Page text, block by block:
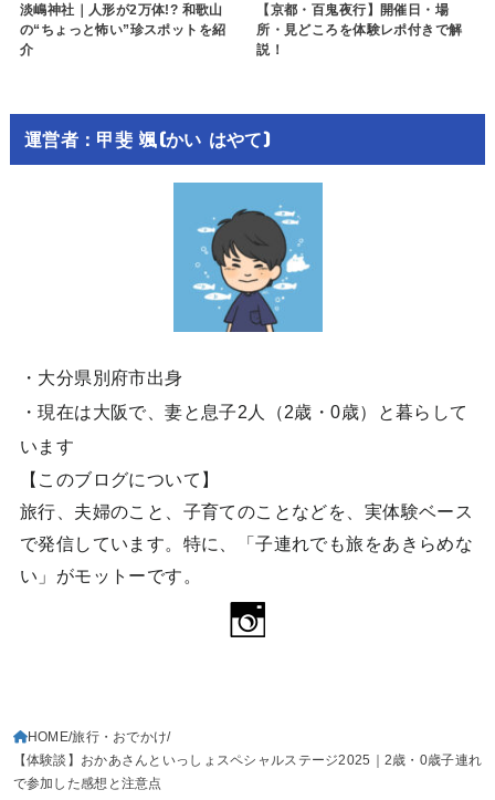
淡嶋神社｜人形が2万体!? 和歌山
の“ちょっと怖い”珍スポットを紹
介
【京都・百鬼夜行】開催日・場
所・見どころを体験レポ付きで解
説！
運営者：甲斐 颯(かい はやて)
・大分県別府市出身
・現在は大阪で、妻と息子2人（2歳・0歳）と暮らして
います
【このブログについて】
旅行、夫婦のこと、子育てのことなどを、実体験ベース
で発信しています。特に、「子連れでも旅をあきらめな
い」がモットーです。
HOME 旅行・おでかけ
【体験談】おかあさんといっしょスペシャルステージ2025｜2歳・0歳子連れ
で参加した感想と注意点